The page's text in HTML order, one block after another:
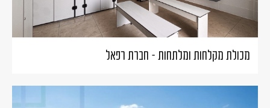
מכולת מקלחות ומלתחות – חברת רפאל